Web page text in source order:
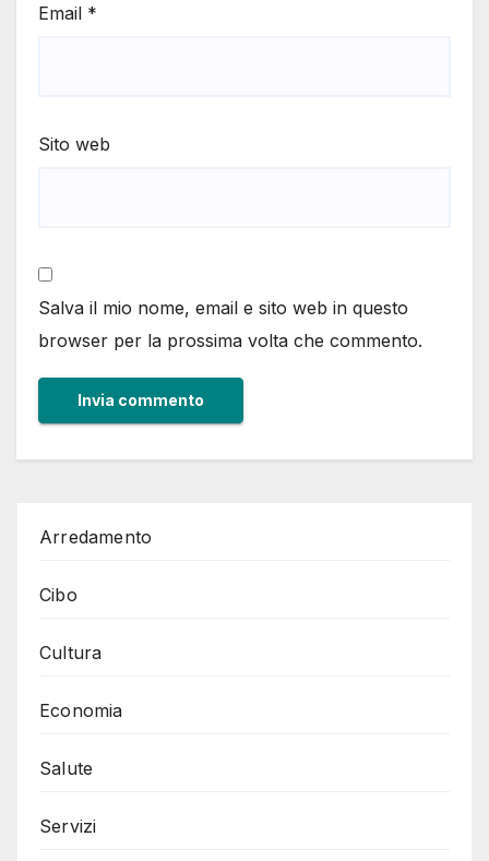
Email *
Sito web
Salva il mio nome, email e sito web in questo
browser per la prossima volta che commento.
Arredamento
Cibo
Cultura
Economia
Salute
Servizi